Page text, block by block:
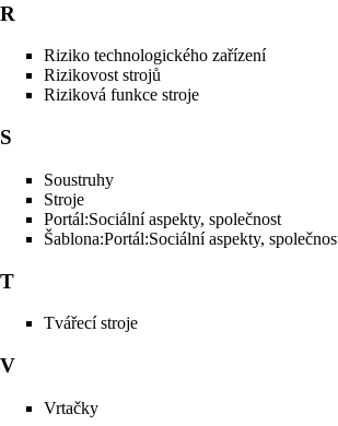
R
Riziko technologického zařízení
Rizikovost strojů
Riziková funkce stroje
S
Soustruhy
Stroje
Portál:Sociální aspekty, společnost
Šablona:Portál:Sociální aspekty,
T
Tvářecí stroje
V
Vrtačky